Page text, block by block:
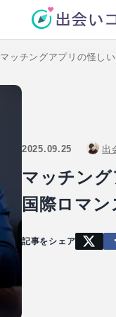
マッチングアプリの怪し
マッチン
国際ロマ
2025.09.25 出
記事をシェア